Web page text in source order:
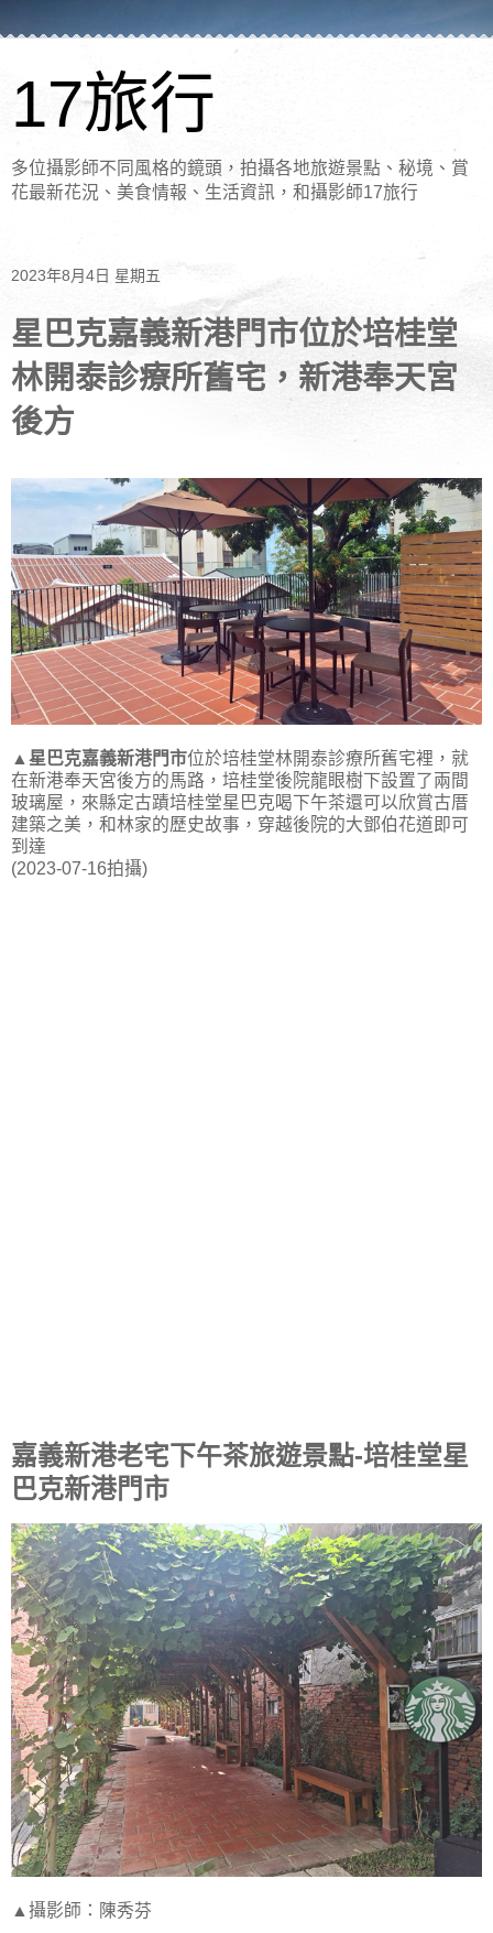
17旅行
多位攝影師不同風格的鏡頭，拍攝各地旅遊景點、秘境、賞
花最新花況、美食情報、生活資訊，和攝影師17旅行
2023年8月4日 星期五
星巴克嘉義新港門市位於培桂堂
林開泰診療所舊宅，新港奉天宮
後方
▲ 星巴克嘉義新港門市位於培桂堂林開泰診療所舊宅裡，就
在新港奉天宮後方的馬路，培桂堂後院龍眼樹下設置了兩間
玻璃屋，來縣定古蹟培桂堂星巴克喝下午茶還可以欣賞古厝
建築之美，和林家的歷史故事，穿越後院的大鄧伯花道即可
到達
(2023-07-16拍攝)
嘉義新港老宅下午茶旅遊景點-培桂堂星
巴克新港門市
▲攝影師：陳秀芬